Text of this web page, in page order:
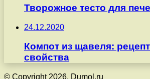
Творожное тесто для
24.12.2020
Компот из щавеля:
свойства
© Copyright 2026, Dumol.ru